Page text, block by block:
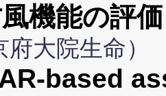
機能の評
大院生命）
based